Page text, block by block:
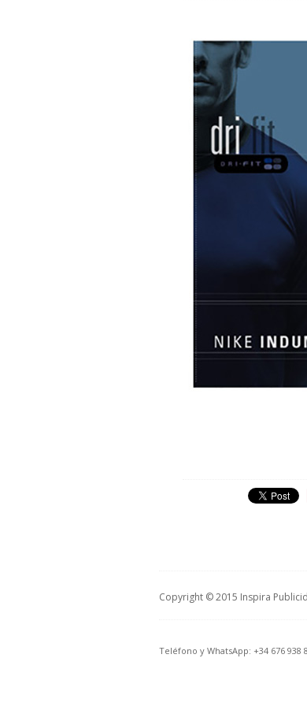
Copyright © 2015 Inspira
Teléfono y WhatsApp: +34 676 938